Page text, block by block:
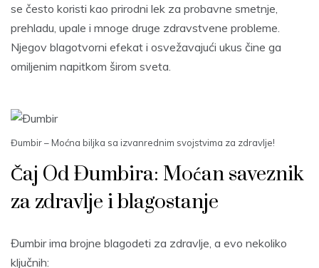
se često koristi kao prirodni lek za probavne smetnje,
prehladu, upale i mnoge druge zdravstvene probleme.
Njegov blagotvorni efekat i osvežavajući ukus čine ga
omiljenim napitkom širom sveta.
Đumbir – Moćna biljka sa izvanrednim svojstvima za zdravlje!
Čaj Od Đumbira: Moćan saveznik
za zdravlje i blagostanje
Đumbir ima brojne blagodeti za zdravlje, a evo nekoliko
ključnih: